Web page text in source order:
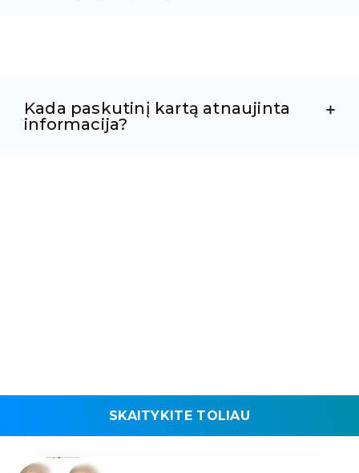
Kada paskutinį kartą atnaujinta
informacija?
SKAITYKITE TOLIAU